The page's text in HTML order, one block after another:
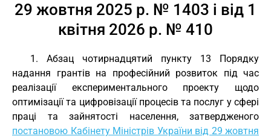
29 жовтня 2025 р. № 1403 і від 1
квітня 2026 р. № 410
1. Абзац чотирнадцятий пункту 13 Порядку
надання грантів на професійний розвиток під час
реалізації експериментального проекту щодо
оптимізації та цифровізації процесів та послуг у сфері
праці та зайнятості населення, затвердженого
постановою Кабінету Міністрів України від 29 жовтня